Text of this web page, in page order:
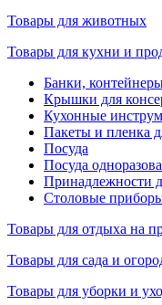
Товары для животных
Товары для кухни и
Банки,
Крышки для
Кухонные
Пакеты и пленка
Посуда
Посуда
Принадлежности
Столовые
Товары для отдыха на
Товары для сада и
Товары для уборки и